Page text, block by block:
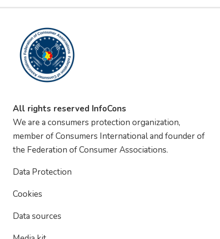
All rights reserved InfoCons
We are a consumers protection organization,
member of Consumers International and founder of
the Federation of Consumer Associations.
Data Protection
Cookies
Data sources